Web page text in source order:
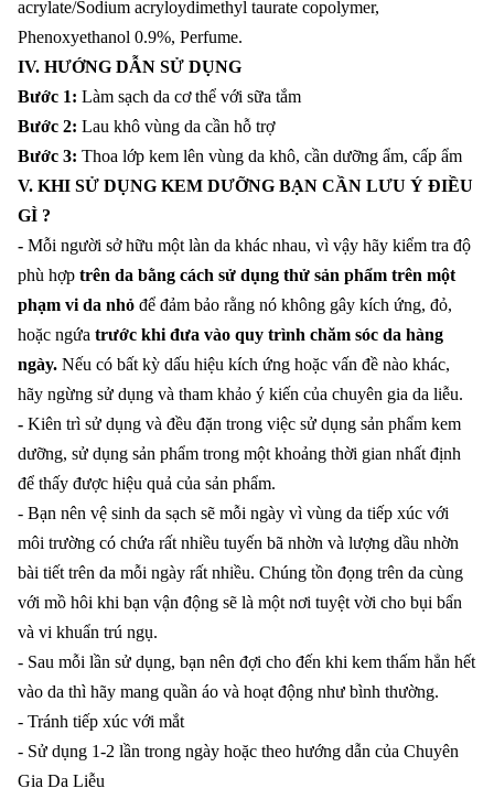
acrylate/Sodium acryloydimethyl taurate copolymer,
Phenoxyethanol 0.9%, Perfume.
IV. HƯỚNG DẪN SỬ DỤNG
Bước 1: Làm sạch da cơ thể với sữa tắm
Bước 2: Lau khô vùng da cần hỗ trợ
Bước 3: Thoa lớp kem lên vùng da khô, cần dưỡng ẩm, cấp ẩm
V. KHI SỬ DỤNG KEM DƯỠNG BẠN CẦN LƯU Ý ĐIỀU
GÌ ?
- Mỗi người sở hữu một làn da khác nhau, vì vậy hãy kiểm tra độ
phù hợp trên da bằng cách sử dụng thử sản phẩm trên một
phạm vi da nhỏ để đảm bảo rằng nó không gây kích ứng, đỏ,
hoặc ngứa trước khi đưa vào quy trình chăm sóc da hàng
ngày. Nếu có bất kỳ dấu hiệu kích ứng hoặc vấn đề nào khác,
hãy ngừng sử dụng và tham khảo ý kiến của chuyên gia da liễu.
- Kiên trì sử dụng và đều đặn trong việc sử dụng sản phẩm kem
dưỡng, sử dụng sản phẩm trong một khoảng thời gian nhất định
để thấy được hiệu quả của sản phẩm.
- Bạn nên vệ sinh da sạch sẽ mỗi ngày vì vùng da tiếp xúc với
môi trường có chứa rất nhiều tuyến bã nhờn và lượng dầu nhờn
bài tiết trên da mỗi ngày rất nhiều. Chúng tồn đọng trên da cùng
với mồ hôi khi bạn vận động sẽ là một nơi tuyệt vời cho bụi bẩn
và vi khuẩn trú ngụ.
- Sau mỗi lần sử dụng, bạn nên đợi cho đến khi kem thấm hẳn hết
vào da thì hãy mang quần áo và hoạt động như bình thường.
- Tránh tiếp xúc với mắt
- Sử dụng 1-2 lần trong ngày hoặc theo hướng dẫn của Chuyên
Gia Da Liễu